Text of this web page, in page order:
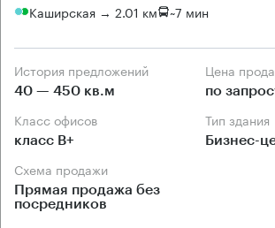
Каширская → 2.01 км ~7 мин
История предложений
40 — 450 кв.м
Цена
по
Класс офисов
класс B+
Тип здания
Бизнес-
Схема продажи
Прямая продажа без
посредников